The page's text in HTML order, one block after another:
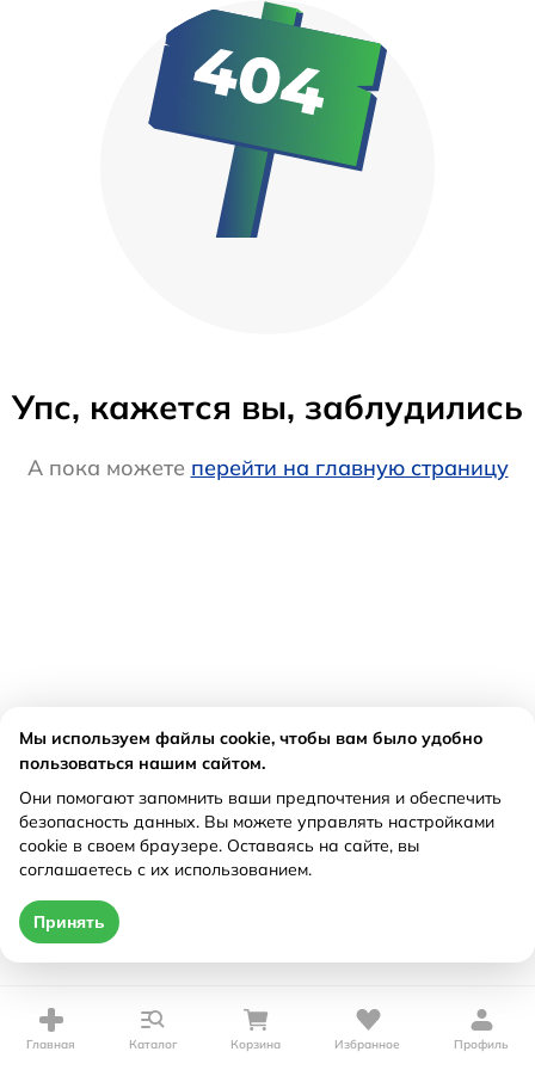
Упс, кажется вы, заблудились
А пока можете перейти на главную страницу
Главная Каталог Корзина Избранное Профиль
Мы используем файлы cookie, чтобы вам было удобно
пользоваться нашим сайтом.
Они помогают запомнить ваши предпочтения и обеспечить
безопасность данных. Вы можете управлять настройками
cookie в своем браузере. Оставаясь на сайте, вы
соглашаетесь с их использованием.
Принять